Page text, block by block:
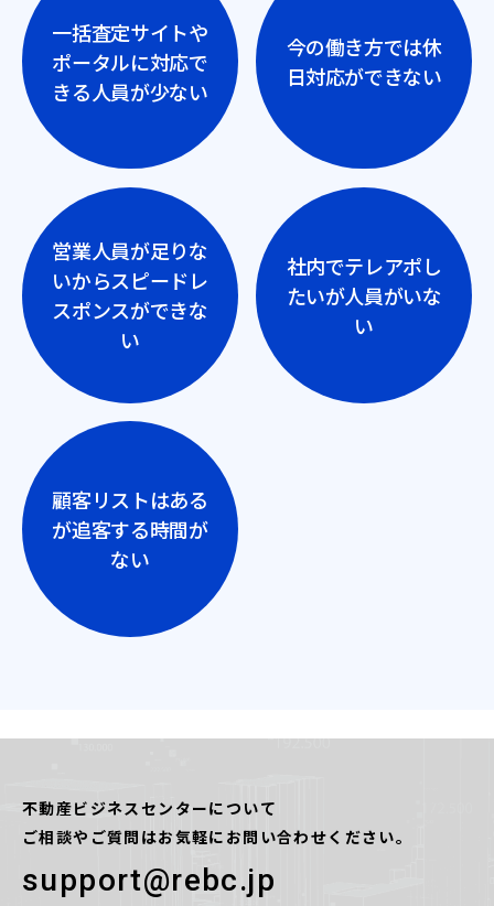
一括査定サイトや
ポータルに対応で
きる人員が少ない
今の働き方では休
日対応ができない
営業人員が足りな
いからスピードレ
スポンスができな
い
社内でテレアポし
たいが人員がいな
い
顧客リストはある
が追客する時間が
ない
不動産ビジネスセンターについて
ご相談やご質問はお気軽にお問い合わせください。
support@rebc.jp